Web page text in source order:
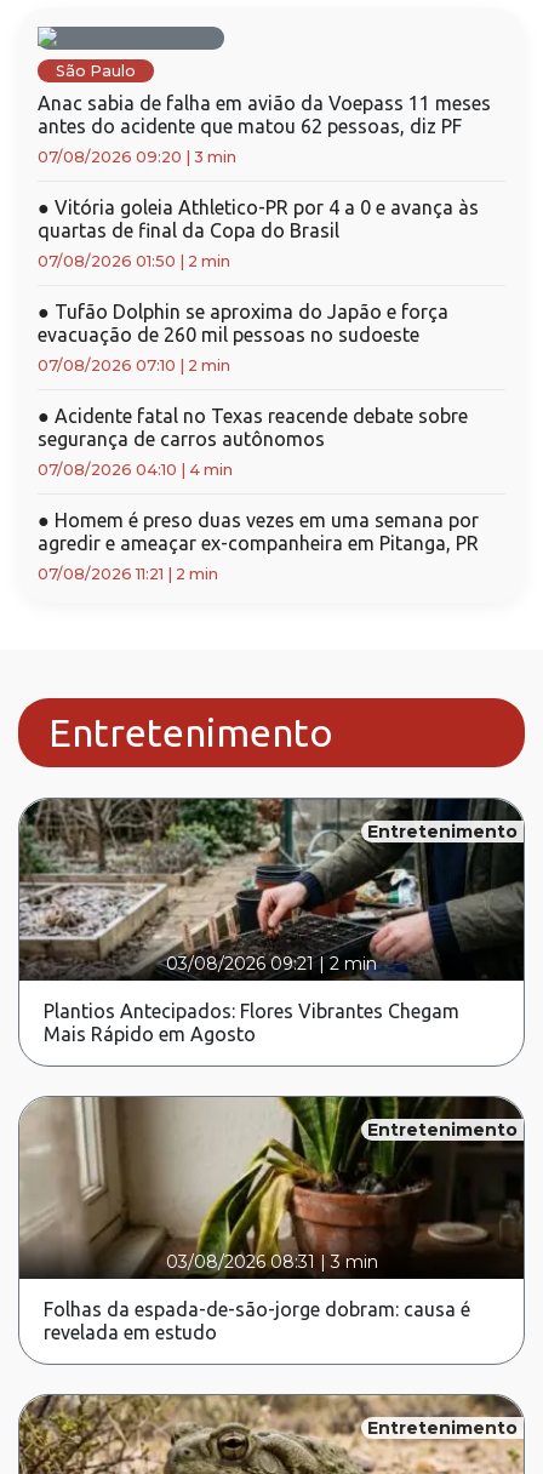
São Paulo
Anac sabia de falha em avião da Voepass 11 meses
antes do acidente que matou 62 pessoas, diz PF
07/08/2026 09:20 3 min
● Vitória goleia Athletico-PR por 4 a 0 e avança às
quartas de final da Copa do Brasil
07/08/2026 01:50 2 min
● Tufão Dolphin se aproxima do Japão e força
evacuação de 260 mil pessoas no sudoeste
07/08/2026 07:10 2 min
● Acidente fatal no Texas reacende debate sobre
segurança de carros autônomos
07/08/2026 04:10 4 min
● Homem é preso duas vezes em uma semana por
agredir e ameaçar ex-companheira em Pitanga, PR
07/08/2026 11:21 2 min
Entretenimento
Entretenimento
03/08/2026 09:21|2 min
Plantios Antecipados: Flores Vibrantes Chegam
Mais Rápido em Agosto
Entretenimento
03/08/2026 08:31 |3 min
Folhas da espada-de-são-jorge dobram: causa é
revelada em estudo
Entretenimento